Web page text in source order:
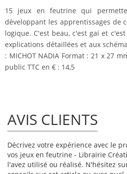
15 jeux en feutrine qui
développant les apprentissages de
logique. C'est beau, c'est gai et
explications détaillées et aux
: MICHOT NADIA Format : 21 x 27
public TTC en € : 14,5
AVIS CLIENTS
Décrivez votre expérience avec le
vos jeux en feutrine - Librairie
l'avez utilisé ou réalisé. N'hésitez